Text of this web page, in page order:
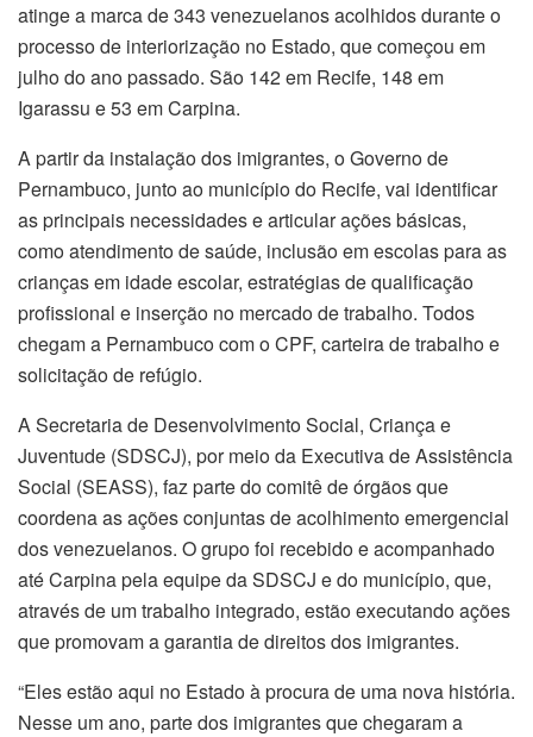
atinge a marca de 343 venezuelanos acolhidos durante o
processo de interiorização no Estado, que começou em
julho do ano passado. São 142 em Recife, 148 em
Igarassu e 53 em Carpina.
A partir da instalação dos imigrantes, o Governo de
Pernambuco, junto ao município do Recife, vai identificar
as principais necessidades e articular ações básicas,
como atendimento de saúde, inclusão em escolas para as
crianças em idade escolar, estratégias de qualificação
profissional e inserção no mercado de trabalho. Todos
chegam a Pernambuco com o CPF, carteira de trabalho e
solicitação de refúgio.
A Secretaria de Desenvolvimento Social, Criança e
Juventude (SDSCJ), por meio da Executiva de Assistência
Social (SEASS), faz parte do comitê de órgãos que
coordena as ações conjuntas de acolhimento emergencial
dos venezuelanos. O grupo foi recebido e acompanhado
até Carpina pela equipe da SDSCJ e do município, que,
através de um trabalho integrado, estão executando ações
que promovam a garantia de direitos dos imigrantes.
“Eles estão aqui no Estado à procura de uma nova história.
Nesse um ano, parte dos imigrantes que chegaram a